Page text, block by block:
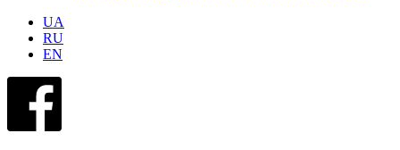
UA
RU
EN